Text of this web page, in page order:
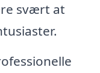
svært at